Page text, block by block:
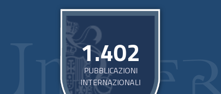
1.402
PUBBLICAZIONI
INTERNAZIONALI